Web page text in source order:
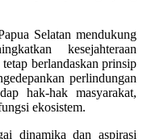
Selatan mendukung
kesejahteraan
berlandaskan prinsip
perlindungan
hak-hak masyarakat,
ekosistem.
dinamika dan aspirasi